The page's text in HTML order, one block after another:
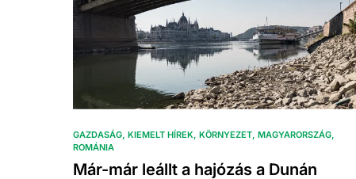
GAZDASÁG KIEMELT HÍREK KÖRNYEZET MAGYARORSZÁG
ROMÁNIA
Már-már leállt a hajózás a Dunán